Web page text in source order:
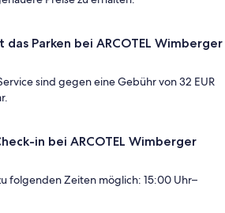
Parken bei ARCOTEL Wimberger
sind gegen eine Gebühr von 32 EUR
in bei ARCOTEL Wimberger
folgenden Zeiten möglich: 15:00 Uhr–